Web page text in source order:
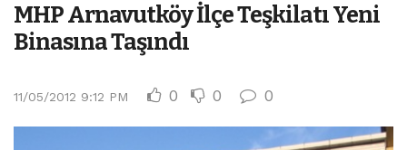
MHP Arnavutköy İlçe Teşkilatı Yeni
Binasına Taşındı
11/05/2012 9:12 PM 0 0 0